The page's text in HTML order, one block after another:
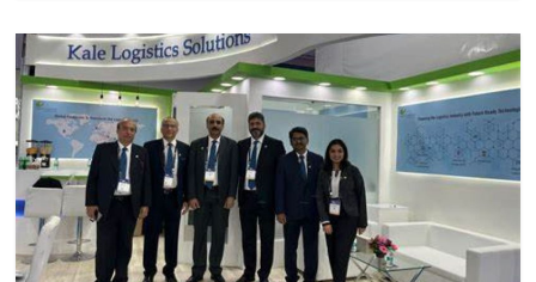
k p r